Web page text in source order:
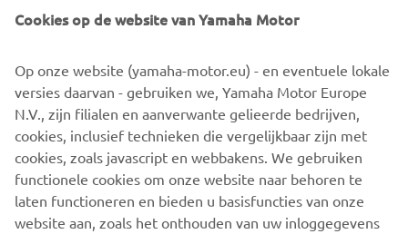
DAT DAN ZIJN EN WAAROM?
XSR900 kopen- en aanpassen. Ik had vroeger een MT-09
en ik hou van het geluid van het driecilinder motorblok.
ONTDEK DE XSR700
Cookies op de website van Yamaha Motor
Op onze website (yamaha-motor.eu) - en eventuele lokale
versies daarvan - gebruiken we, Yamaha Motor Europe
N.V., zijn filialen en aanverwante gelieerde bedrijven,
cookies, inclusief technieken die vergelijkbaar zijn met
cookies, zoals javascript en webbakens. We gebruiken
functionele cookies om onze website naar behoren te
laten functioneren en bieden u basisfuncties van onze
website aan, zoals het onthouden van uw inloggegevens